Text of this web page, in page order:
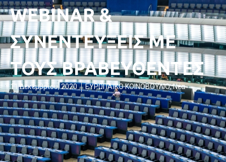
WEBINAR &
ΣΥΝΕΝΤΕΥΞΕΙΣ ΜΕ
ΤΟΥΣ ΒΡΑΒΕΥΘΕΝΤΕΣ
11 Δεκεμβρίου, 2020 ΕΥΡΩΠΑΪΚΟ ΚΟΙΝΟΒΟΥΛΙΟ,Νέα